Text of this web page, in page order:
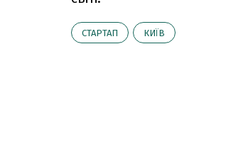
СТАРТАП КИЇВ